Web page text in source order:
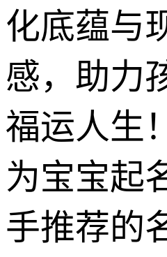
化底蕴与
感，助力
福运人生
为宝宝起
手推荐的